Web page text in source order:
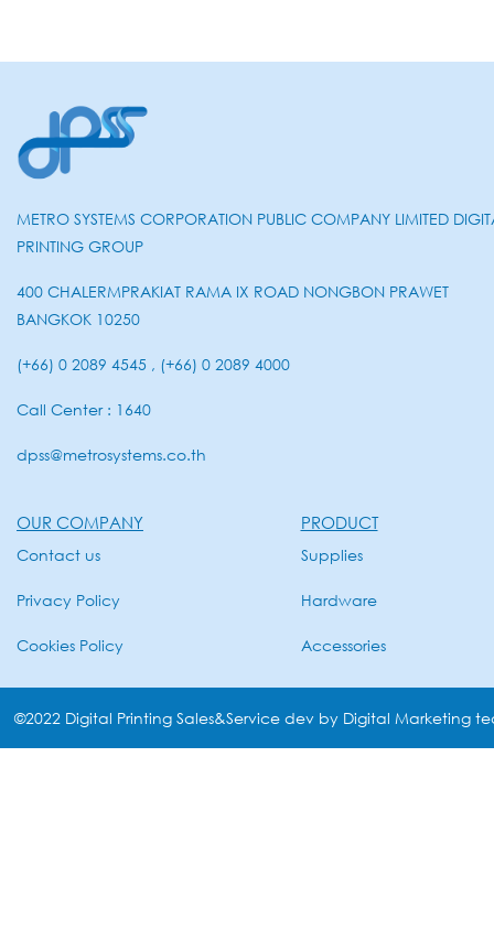
METRO SYSTEMS CORPORATION PUBLIC COMPANY LIMITED
PRINTING GROUP
400 CHALERMPRAKIAT RAMA IX ROAD NONGBON PRAWET
BANGKOK 10250
(+66) 0 2089 4545 , (+66) 0 2089 4000
Call Center : 1640
dpss@metrosystems.co.th
OUR COMPANY
Contact us
Privacy Policy
Cookies Policy
PRODUCT
Supplies
Hardware
Accessories
©2022 Digital Printing Sales&Service dev by Digital Marketing